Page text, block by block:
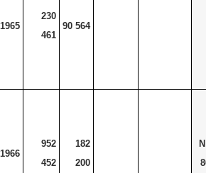
1965
230
461
90 564
1966
952
452
182
200